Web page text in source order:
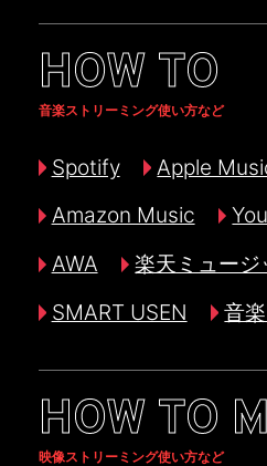
HOW TO
音楽ストリーミング使い方など
Spotify Apple
Amazon Music
AWA
楽天ミュージ
SMART USEN
音
HOW TO
映像ストリーミング使い方など